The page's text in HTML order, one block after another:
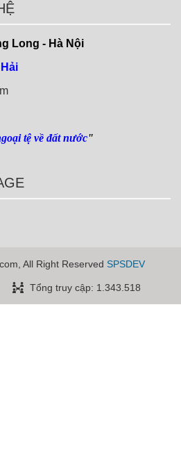
Long - Hà Nội
tệ về đất nước"
All Right Reserved SPSDEV
Tổng truy cập: 1.343.518